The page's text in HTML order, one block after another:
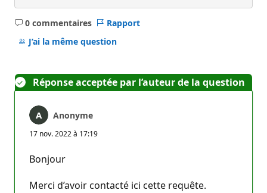
0 commentaires
Aucun
commentaire
Rapport
J’ai la même question
Réponse acceptée par l’auteur de la question
Anonyme
17 nov. 2022 à 17:19
Bonjour
Merci d’avoir contacté ici cette requête.